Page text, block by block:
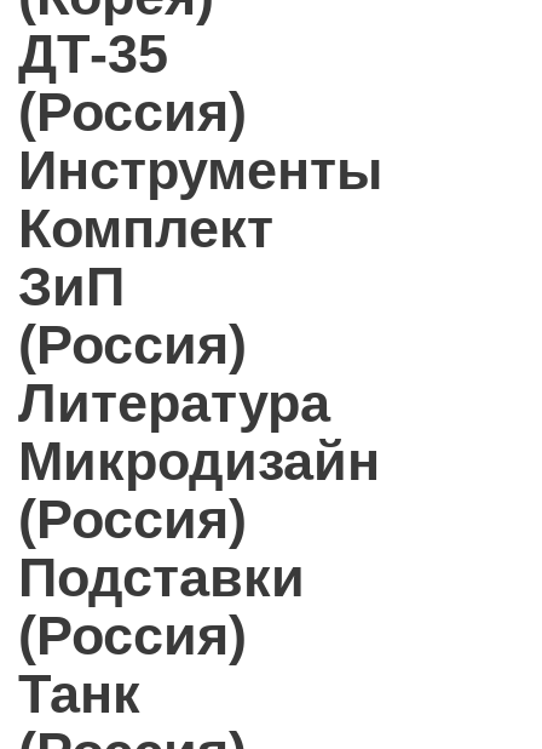
ДТ-35
(Россия)
Инструменты
Комплект
ЗиП
(Россия)
Литература
Микродизайн
(Россия)
Подставки
(Россия)
Танк